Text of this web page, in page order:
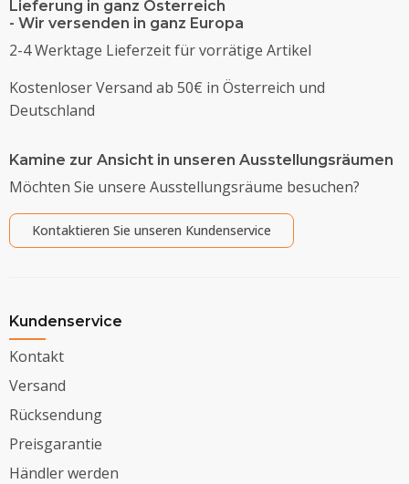
Lieferung in ganz Österreich
- Wir versenden in ganz Europa
2-4 Werktage Lieferzeit für vorrätige Artikel
Kostenloser Versand ab 50€ in Österreich und
Deutschland
Kamine zur Ansicht in unseren Ausstellungsräumen
Möchten Sie unsere Ausstellungsräume besuchen?
Kontaktieren Sie unseren Kundenservice
Kundenservice
Kontakt
Versand
Rücksendung
Preisgarantie
Händler werden